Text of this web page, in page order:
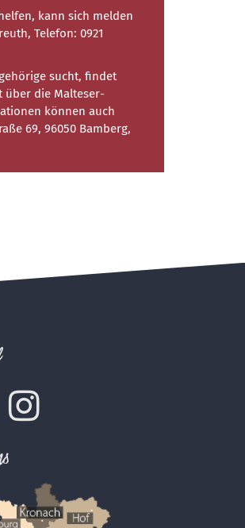
kann sich melden
Telefon: 0921
sucht, findet
die Malteser-
können auch
69, 96050 Bamberg,